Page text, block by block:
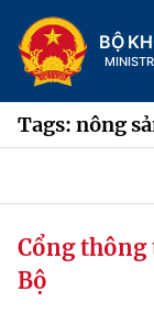
BỘ
Trang chủ
Tags: nông
Cổng
Bộ